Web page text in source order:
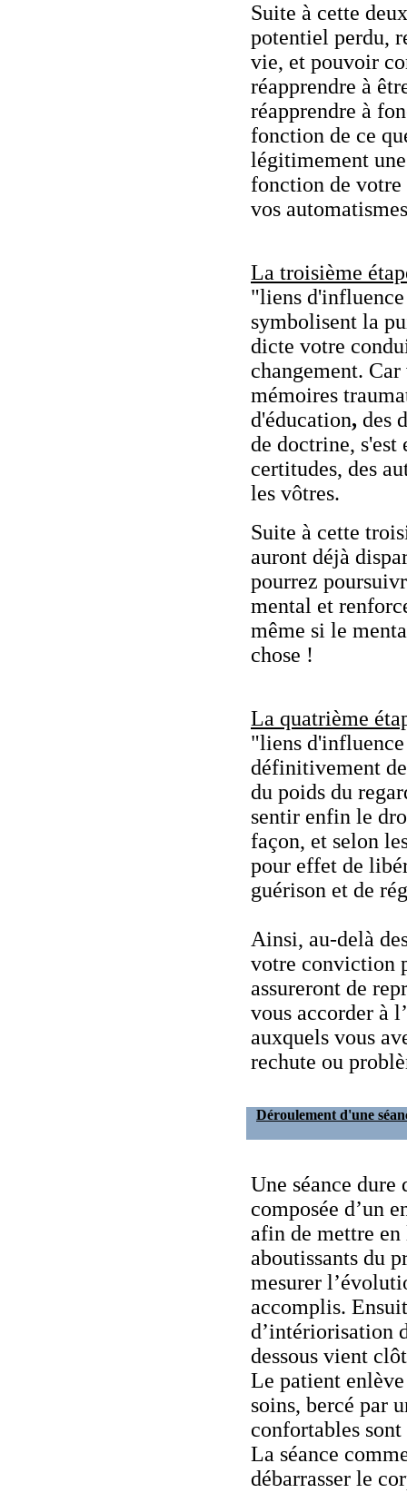
Suite à cette
potentiel perdu,
vie, et pouvoir
réapprendre à
réapprendre à
fonction de ce
légitimement
fonction de votre
vos
La troisième
"liens
symbolisent la
dicte votre
changement.
mémoires
d'éducation, des
de doctrine, s'est
certitudes, des
les vôtres.
Suite à cette
auront déjà
pourrez
mental et
même si le
chose !
La quatrième
"liens
définitivement
du poids du
sentir enfin le
façon, et selon
pour effet de
guérison et de
Ainsi, au-delà
votre conviction
assureront de
vous accorder à
auxquels vous
rechute ou
Déroulement d'une
Une séance dure
composée d’un
afin de mettre
aboutissants du
mesurer
accomplis.
d’intériorisation
dessous vient
Le patient enlève
soins, bercé par
confortables
La séance
débarrasser le